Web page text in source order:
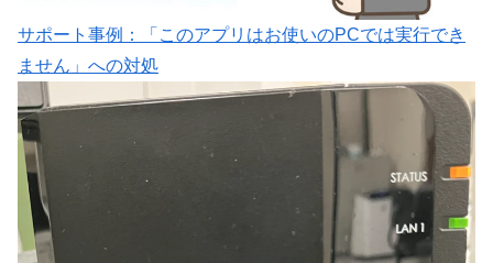
サポート事例：「このアプリはお使いのPCでは実行でき
ません」への対処